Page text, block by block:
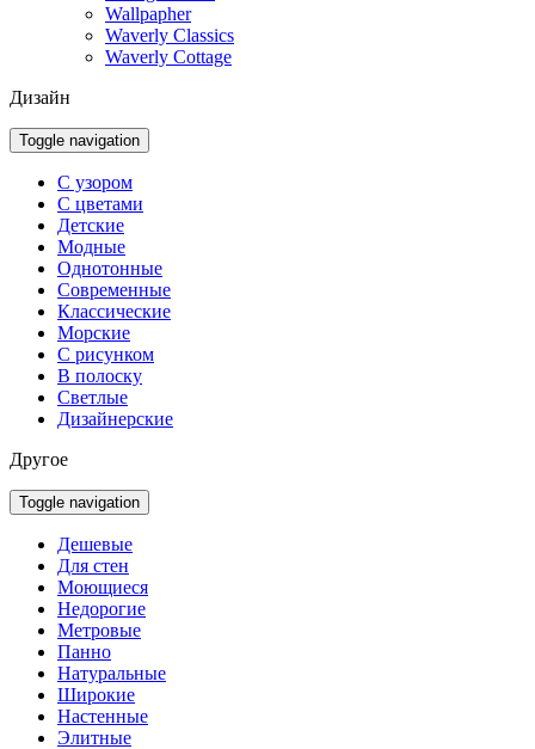
Wallpapher
Waverly Classics
Waverly Cottage
Дизайн
Toggle navigation
С узором
С цветами
Детские
Модные
Однотонные
Современные
Классические
Морские
С рисунком
В полоску
Светлые
Дизайнерские
Другое
Toggle navigation
Дешевые
Для стен
Моющиеся
Недорогие
Метровые
Панно
Натуральные
Широкие
Настенные
Элитные